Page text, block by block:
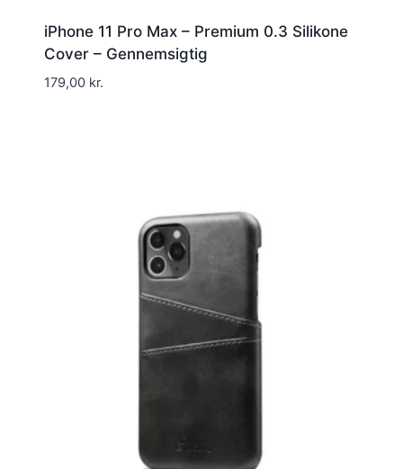
iPhone 11 Pro Max – Premium 0.3 Silikone
Cover – Gennemsigtig
179,00 kr.